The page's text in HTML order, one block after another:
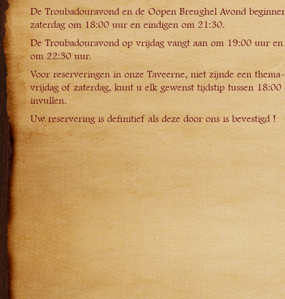
De Troubadouravond en de Oopen Breughel Avond
zaterdag om 18:00 uur en eindigen om 21:30.
De Troubadouravond op vrijdag vangt aan om 19:00 uur
om 22:30 uur.
Voor reserveringen in onze Taveerne, niet zijnde een
vrijdag of zaterdag, kunt u elk gewenst tijdstip tussen
invullen.
Uw reservering is definitief als deze door ons is bevestigd !